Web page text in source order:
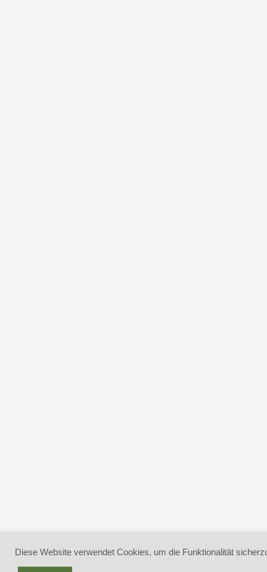
Diese Website verwendet Cookies, um die Funktionalität